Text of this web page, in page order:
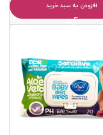
افزودن به سبد خرید